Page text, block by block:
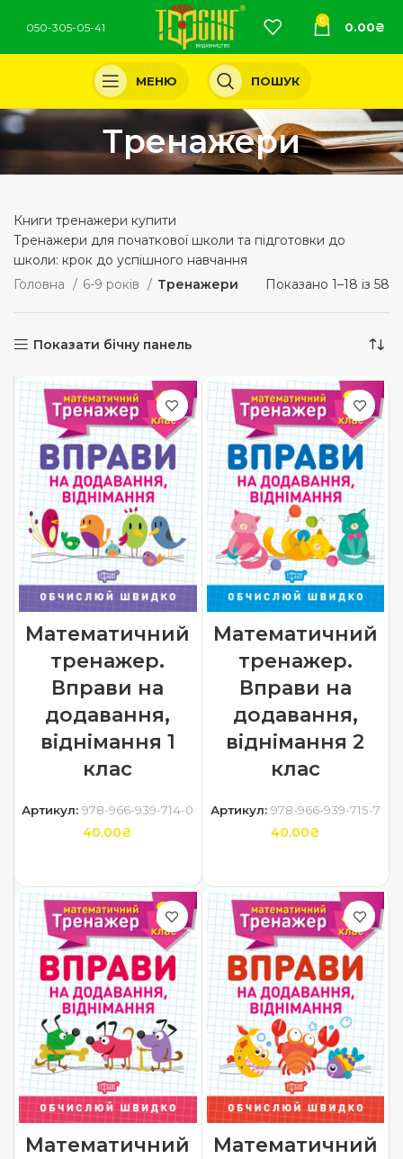
050-305-05-41
0 0.00₴
МЕНЮ ПОШУК
Тренажери
Книги тренажери купити
Тренажери для початкової школи та підготовки до
школи: крок до успішного навчання
Головна
6-9 років Тренажери Показано 1–18 із 58
Показати бічну панель
Математичний
тренажер.
Вправи на
додавання,
віднімання 1
клас
Артикул:978-966-939-714-0
40.00₴
Математичний
тренажер.
Вправи на
додавання,
віднімання 2
клас
Артикул: 978-966-939-715-7
40.00₴
Математичний
Математичний